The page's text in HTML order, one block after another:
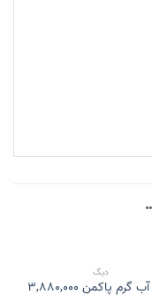
دیگ
دیگ آب گرم پاکمن 3,880,000